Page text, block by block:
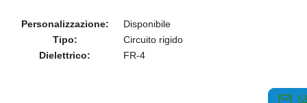
Personalizzazione:
Disponibile
Tipo:
Circuito rigido
Dielettrico:
FR-4